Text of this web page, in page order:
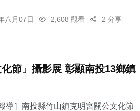
八月07日 2,608 觀看 2 分享
節」攝影展 彰顯南投13鄉鎮
導］南投縣竹山鎮克明宮關公文化節